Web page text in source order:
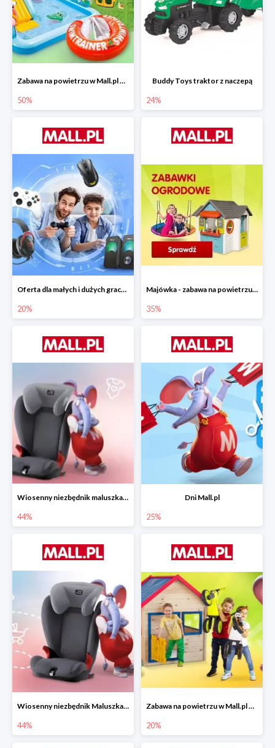
Zabawa na powietrzu w Mall.pl do -50%
50%
Buddy Toys traktor z naczepą
24%
Oferta dla małych i dużych graczy w Mall.pl do -20%
20%
Majówka - zabawa na powietrzu do -35%
35%
Wiosenny niezbędnik maluszka do -44% taniej
44%
Dni Mall.pl
25%
Wiosenny niezbędnik Maluszka w Mall.pl do -44%
44%
Zabawa na powietrzu w Mall.pl do -20%
20%